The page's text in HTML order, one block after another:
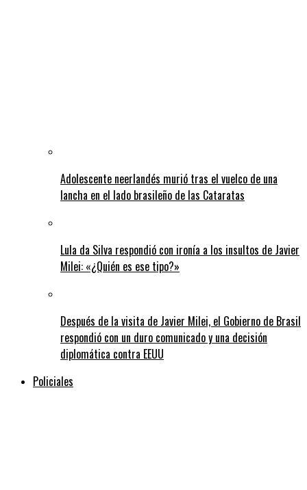
Adolescente neerlandés murió tras el vuelco de una
lancha en el lado brasileño de las Cataratas
Lula da Silva respondió con ironía a los insultos de Javier
Milei: «¿Quién es ese tipo?»
Después de la visita de Javier Milei, el Gobierno de Brasil
respondió con un duro comunicado y una decisión
diplomática contra EEUU
Policiales